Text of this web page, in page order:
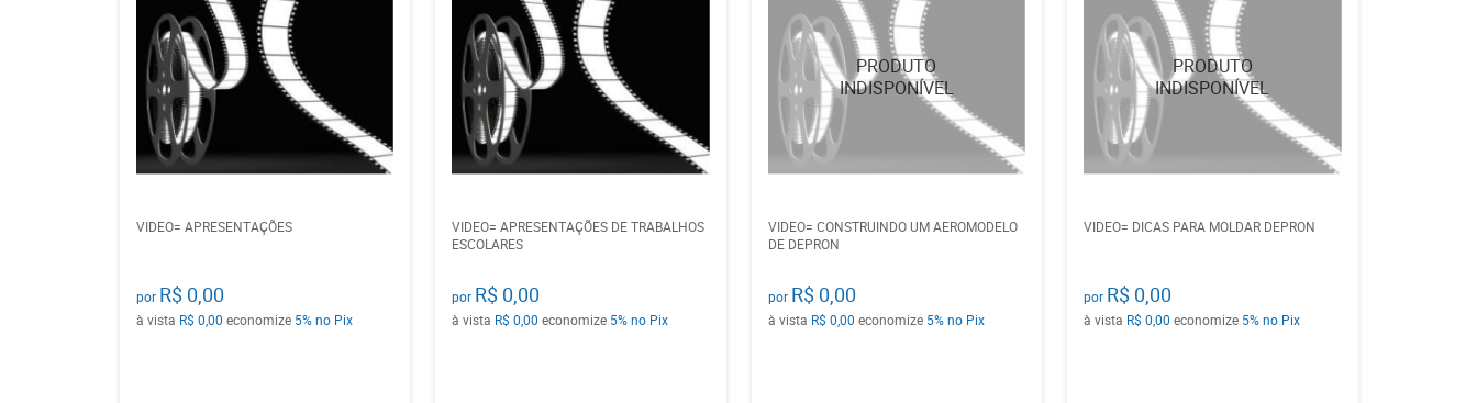
VIDEO= APRESENTAÇÕES
por R$ 0,00
à vista R$ 0,00 economize 5% no Pix
VIDEO= APRESENTAÇÕES DE TRABALHOS
ESCOLARES
por R$ 0,00
à vista R$ 0,00 economize 5%no Pix
VIDEO= CONSTRUINDO UM AEROMODELO
DE DEPRON
por R$ 0,00
à vista R$ 0,00 economize 5% no Pix
VIDEO= DICAS PARA MOLDAR DEPRON
por R$ 0,00
à vista R$ 0,00 economize 5%no Pix